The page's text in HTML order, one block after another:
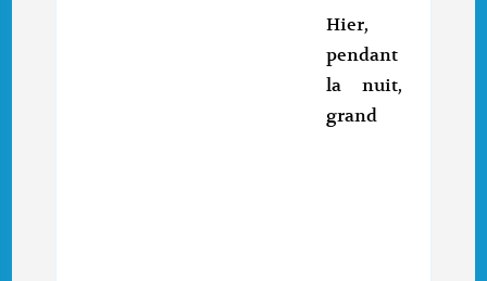
Hier,
pendant
la nuit,
grand